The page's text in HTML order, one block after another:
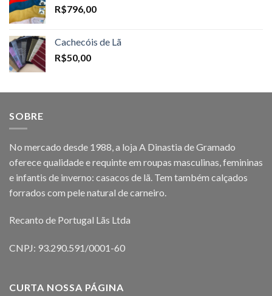
R$796,00
Cachecóis de Lã
R$50,00
SOBRE
No mercado desde 1988, a loja A Dinastia de Gramado
oferece qualidade e requinte em roupas masculinas, femininas
e infantis de inverno: casacos de lã. Tem também calçados
forrados com pele natural de carneiro.
Recanto de Portugal Lãs Ltda
CNPJ: 93.290.591/0001-60
CURTA NOSSA PÁGINA